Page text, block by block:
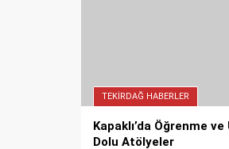
TEKIRDAĞ HABERLER
Kapaklı’da Öğrenme
Dolu Atölyeler